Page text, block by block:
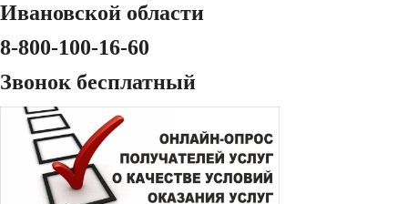
Ивановской области
8-800-100-16-60
Звонок бесплатный